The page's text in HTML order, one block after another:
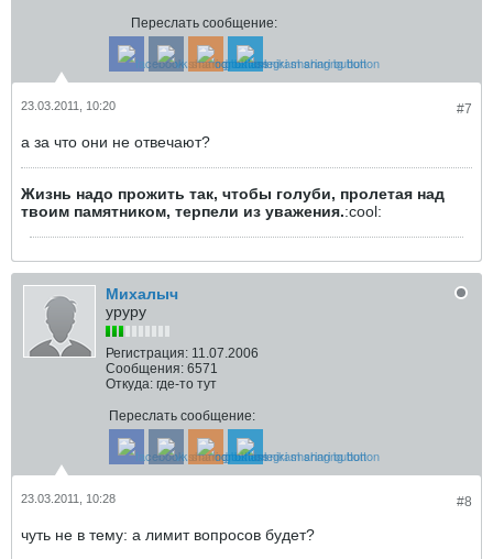
Переслать сообщение:
#7
23.03.2011, 10:20
а за что они не отвечают?
Жизнь надо прожить так, чтобы голуби, пролетая над
твоим памятником, терпели из уважения.:cool:
Михалыч
уруру
Регистрация: 11.07.2006
Сообщения: 6571
Откуда: где-то тут
Переслать сообщение:
#8
23.03.2011, 10:28
чуть не в тему: а лимит вопросов будет?